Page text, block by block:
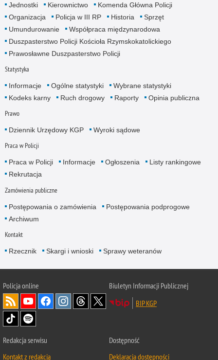
Jednostki Kierownictwo
Komenda Główna Policji
Organizacja
Policja w III RP Historia
Sprzęt
Umundurowanie
Współpraca międzynarodowa
Duszpasterstwo Policji Kościoła Rzymskokatolickiego
Prawosławne Duszpasterstwo Policji
Statystyka
Informacje Ogólne statystyki
Wybrane statystyki
Kodeks karny
Ruch drogowy Raporty Opinia publiczna
Prawo
Dziennik Urzędowy KGP Wyroki sądowe
Praca w Policji
Praca w Policji Informacje Ogłoszenia
Listy rankingowe
Rekrutacja
Zamówienia publiczne
Postępowania o zamówienia
Postępowania podprogowe
Archiwum
Kontakt
Rzecznik Skargi i wnioski Sprawy weteranów
Policjaonline
Biuletyn Informacji Publicznej
BIP KGP
Redakcja serwisu
Kontakt z redakcją
Dostępność
Deklaracja dostępności